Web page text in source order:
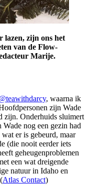
lazen, zijn ons het
van de Flow-
Marije.
, waarna ik
zijn Wade
zijn. Onderhuids sluimert
Wade nog een gezin had
er is gebeurd, maar
(die nooit eerder iets
geheugenproblemen
een wat dreigende
natuur in Idaho en
Atlas Contact)